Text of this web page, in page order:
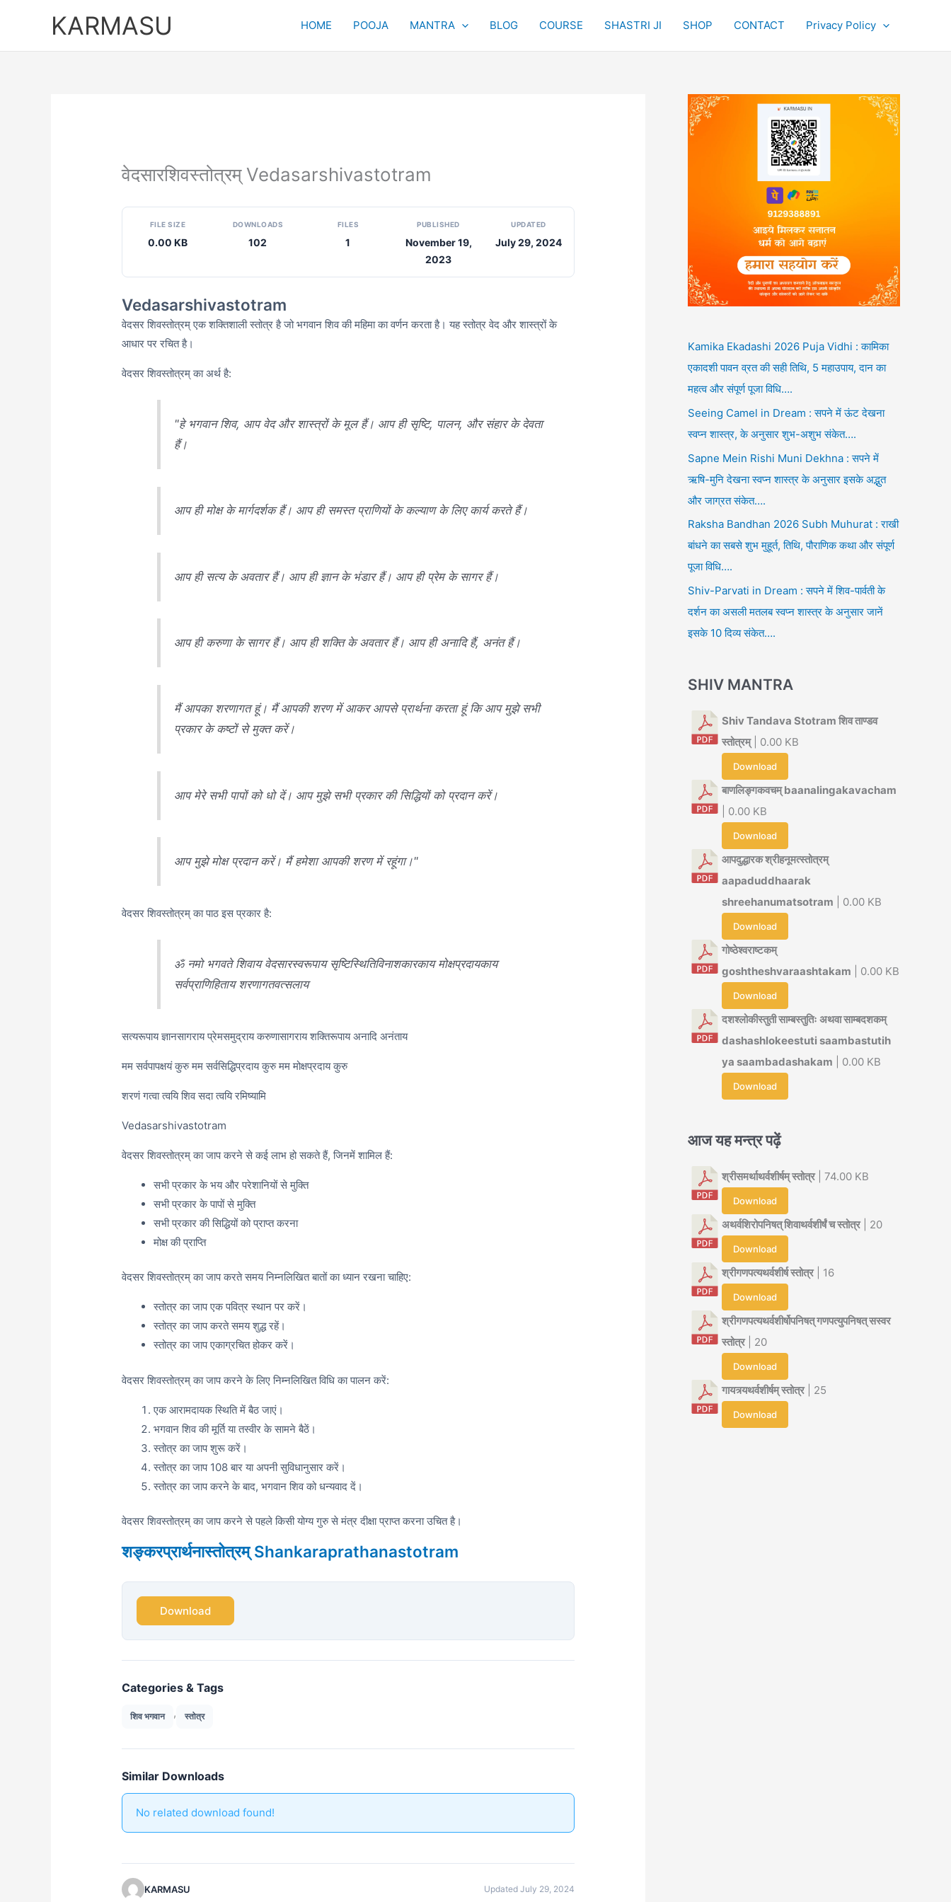
KARMASU HOME POOJA MANTRA BLOG COURSE SHASTRI JI SHOP CONTACT Privacy Policy
वेदसारशिवस्तोत्रम् Vedasarshivastotram
FILE SIZE
0.00 KB
DOWNLOADS
102
FILES
1
PUBLISHED
November 19,
2023
UPDATED
July 29, 2024
Vedasarshivastotram
वेदसर शिवस्तोत्रम् एक शक्तिशाली स्तोत्र है जो भगवान शिव की महिमा का वर्णन करता है। यह स्तोत्र वेद और शास्त्रों के
आधार पर रचित है।
वेदसर शिवस्तोत्रम् का अर्थ है:
"हे भगवान शिव, आप वेद और शास्त्रों के मूल हैं। आप ही सृष्टि, पालन, और संहार के देवता
हैं।
आप ही मोक्ष के मार्गदर्शक हैं। आप ही समस्त प्राणियों के कल्याण के लिए कार्य करते हैं।
आप ही सत्य के अवतार हैं। आप ही ज्ञान के भंडार हैं। आप ही प्रेम के सागर हैं।
आप ही करुणा के सागर हैं। आप ही शक्ति के अवतार हैं। आप ही अनादि हैं, अनंत हैं।
मैं आपका शरणागत हूं। मैं आपकी शरण में आकर आपसे प्रार्थना करता हूं कि आप मुझे सभी
प्रकार के कष्टों से मुक्त करें।
आप मेरे सभी पापों को धो दें। आप मुझे सभी प्रकार की सिद्धियों को प्रदान करें।
आप मुझे मोक्ष प्रदान करें। मैं हमेशा आपकी शरण में रहूंगा।"
वेदसर शिवस्तोत्रम् का पाठ इस प्रकार है:
ॐ नमो भगवते शिवाय वेदसारस्वरूपाय सृष्टिस्थितिविनाशकारकाय मोक्षप्रदायकाय
सर्वप्राणिहिताय शरणागतवत्सलाय
सत्यरूपाय ज्ञानसागराय प्रेमसमुद्राय करुणासागराय शक्तिरूपाय अनादि अनंताय
मम सर्वपापक्षयं कुरु मम सर्वसिद्धिप्रदाय कुरु मम मोक्षप्रदाय कुरु
शरणं गत्वा त्वयि शिव सदा त्वयि रमिष्यामि
Vedasarshivastotram
वेदसर शिवस्तोत्रम् का जाप करने से कई लाभ हो सकते हैं, जिनमें शामिल हैं:
सभी प्रकार के भय और परेशानियों से मुक्ति
सभी प्रकार के पापों से मुक्ति
सभी प्रकार की सिद्धियों को प्राप्त करना
मोक्ष की प्राप्ति
वेदसर शिवस्तोत्रम् का जाप करते समय निम्नलिखित बातों का ध्यान रखना चाहिए:
स्तोत्र का जाप एक पवित्र स्थान पर करें।
स्तोत्र का जाप करते समय शुद्ध रहें।
स्तोत्र का जाप एकाग्रचित होकर करें।
वेदसर शिवस्तोत्रम् का जाप करने के लिए निम्नलिखित विधि का पालन करें:
एक आरामदायक स्थिति में बैठ जाएं।
भगवान शिव की मूर्ति या तस्वीर के सामने बैठें।
स्तोत्र का जाप शुरू करें।
स्तोत्र का जाप 108 बार या अपनी सुविधानुसार करें।
स्तोत्र का जाप करने के बाद, भगवान शिव को धन्यवाद दें।
वेदसर शिवस्तोत्रम् का जाप करने से पहले किसी योग्य गुरु से मंत्र दीक्षा प्राप्त करना उचित है।
शङ्करप्रार्थनास्तोत्रम् Shankaraprathanastotram
Download
Categories & Tags
शिव भगवान , स्तोत्र
Similar Downloads
No related download found!
KARMASU Updated July 29, 2024
Kamika Ekadashi 2026 Puja Vidhi : कामिका
एकादशी पावन व्रत की सही तिथि, 5 महाउपाय, दान का
महत्व और संपूर्ण पूजा विधि….
Seeing Camel in Dream : सपने में ऊंट देखना
स्वप्न शास्त्र, के अनुसार शुभ-अशुभ संकेत….
Sapne Mein Rishi Muni Dekhna : सपने में
ऋषि-मुनि देखना स्वप्न शास्त्र के अनुसार इसके अद्भुत
और जाग्रत संकेत….
Raksha Bandhan 2026 Subh Muhurat : राखी
बांधने का सबसे शुभ मुहूर्त, तिथि, पौराणिक कथा और संपूर्ण
पूजा विधि….
Shiv-Parvati in Dream : सपने में शिव-पार्वती के
दर्शन का असली मतलब स्वप्न शास्त्र के अनुसार जानें
इसके 10 दिव्य संकेत….
SHIV MANTRA
Shiv Tandava Stotram शिव ताण्डव
स्तोत्रम्| 0.00 KB
Download
बाणलिङ्गकवचम् baanalingakavacham
| 0.00 KB
Download
आपदुद्धारक श्रीहनूमत्स्तोत्रम्
aapaduddhaarak
shreehanumatsotram | 0.00 KB
Download
गोष्ठेश्वराष्टकम्
goshtheshvaraashtakam | 0.00 KB
Download
दशश्लोकीस्तुती साम्बस्तुतिः अथवा साम्बदशकम्
dashashlokeestuti saambastutih
ya saambadashakam | 0.00 KB
Download
आज यह मन्त्र पढ़ें
श्रीसमर्थाथर्वशीर्षम् स्तोत्र| 74.00 KB
Download
अथर्वशिरोपनिषत् शिवाथर्वशीर्षं च स्तोत्र| 20
Download
श्रीगणपत्यथर्वशीर्ष स्तोत्र| 16
Download
श्रीगणपत्यथर्वशीर्षोपनिषत् गणपत्युपनिषत् सस्वर
स्तोत्र| 20
Download
गायत्र्यथर्वशीर्षम् स्तोत्र| 25
Download